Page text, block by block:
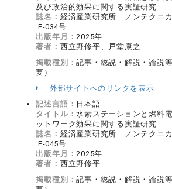
及び政治的効果に関する実証研究
誌名： 経済産業研究所 ノンテクニ
E-034号
出版年月：2025年
著者： 西立野修平、戸堂康之
掲載種別：記事・総説・解説・論説
要）
外部サイトへのリンクを表示
記述言語： 日本語
タイトル：水素ステーションと燃料
ットワーク効果に関する実証研究
誌名： 経済産業研究所 ノンテクニ
E-045号
出版年月：2025年
著者： 西立野修平
掲載種別：記事・総説・解説・論説